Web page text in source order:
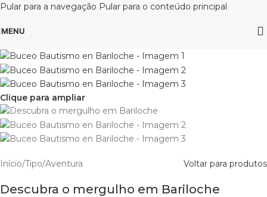
Pular para a navegação Pular para o conteúdo principal
MENU
Clique para ampliar
Início/Tipo/Aventura Voltar para produtos
Descubra o mergulho em Bariloche